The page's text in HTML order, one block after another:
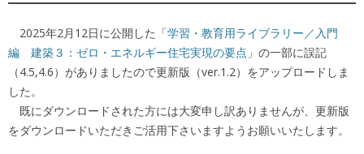
2025年2月12日に公開した「学習・教育用ライブラリー／入門
編 建築３：ゼロ・エネルギー住宅実現の要点 」の一部に誤記
（4.5,4.6）がありましたので更新版（ver.1.2）をアップロードしま
した。
既にダウンロードされた方には大変申し訳ありませんが、更新版
をダウンロードいただきご活用下さいますようお願いいたします。